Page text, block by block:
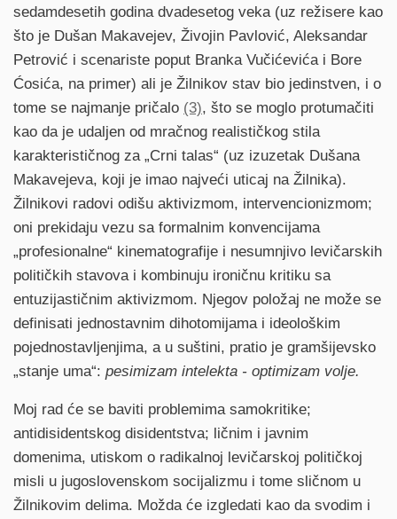
sedamdesetih godina dvadesetog veka (uz režisere kao
što je Dušan Makavejev, Živojin Pavlović, Aleksandar
Petrović i scenariste poput Branka Vučićevića i Bore
Ćosića, na primer) ali je Žilnikov stav bio jedinstven, i o
tome se najmanje pričalo (3), što se moglo protumačiti
kao da je udaljen od mračnog realističkog stila
karakterističnog za „Crni talas“ (uz izuzetak Dušana
Makavejeva, koji je imao najveći uticaj na Žilnika).
Žilnikovi radovi odišu aktivizmom, intervencionizmom;
oni prekidaju vezu sa formalnim konvencijama
„profesionalne“ kinematografije i nesumnjivo levičarskih
političkih stavova i kombinuju ironičnu kritiku sa
entuzijastičnim aktivizmom. Njegov položaj ne može se
definisati jednostavnim dihotomijama i ideološkim
pojednostavljenjima, a u suštini, pratio je gramšijevsko
„stanje uma“: pesimizam intelekta - optimizam volje.
Moj rad će se baviti problemima samokritike;
antidisidentskog disidentstva; ličnim i javnim
domenima, utiskom o radikalnoj levičarskoj političkoj
misli u jugoslovenskom socijalizmu i tome sličnom u
Žilnikovim delima. Možda će izgledati kao da svodim i